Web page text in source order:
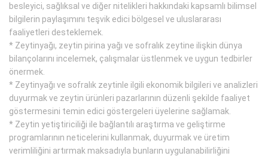
besleyici, sağlıksal ve diğer nitelikleri hakkındaki kapsamlı bilimsel
bilgilerin paylaşımını teşvik edici bölgesel ve uluslararası
faaliyetleri desteklemek.
* Zeytinyağı, zeytin pirina yağı ve sofralık zeytine ilişkin dünya
bilançolarını incelemek, çalışmalar üstlenmek ve uygun tedbirler
önermek.
* Zeytinyağı ve sofralık zeytinle ilgili ekonomik bilgileri ve analizleri
duyurmak ve zeytin ürünleri pazarlarının düzenli şekilde faaliyet
göstermesini temin edici göstergeleri üyelerine sağlamak.
* Zeytin yetiştiriciliği ile bağlantılı araştırma ve geliştirme
programlarının neticelerini kullanmak, duyurmak ve üretim
verimliliğini artırmak maksadıyla bunların uygulanabilirliğini